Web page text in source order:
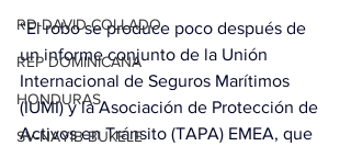
RD-DAVID COLLADO
REP DOMINICANA
HONDURAS
SV-NAYIB BUKELE
“El robo se produce poco después de
un informe conjunto de la Unión
Internacional de Seguros Marítimos
(IUMI) y la Asociación de Protección de
Activos en Tránsito (TAPA) EMEA, que